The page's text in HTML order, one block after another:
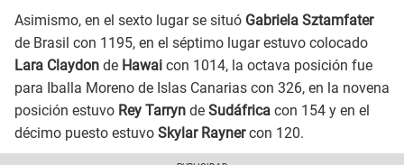
Asimismo, en el sexto lugar se situó Gabriela Sztamfater
de Brasil con 1195, en el séptimo lugar estuvo colocado
Lara Claydon de Hawai con 1014, la octava posición fue
para Iballa Moreno de Islas Canarias con 326, en la novena
posición estuvo Rey Tarryn de Sudáfrica con 154 y en el
décimo puesto estuvo Skylar Raynercon 120.